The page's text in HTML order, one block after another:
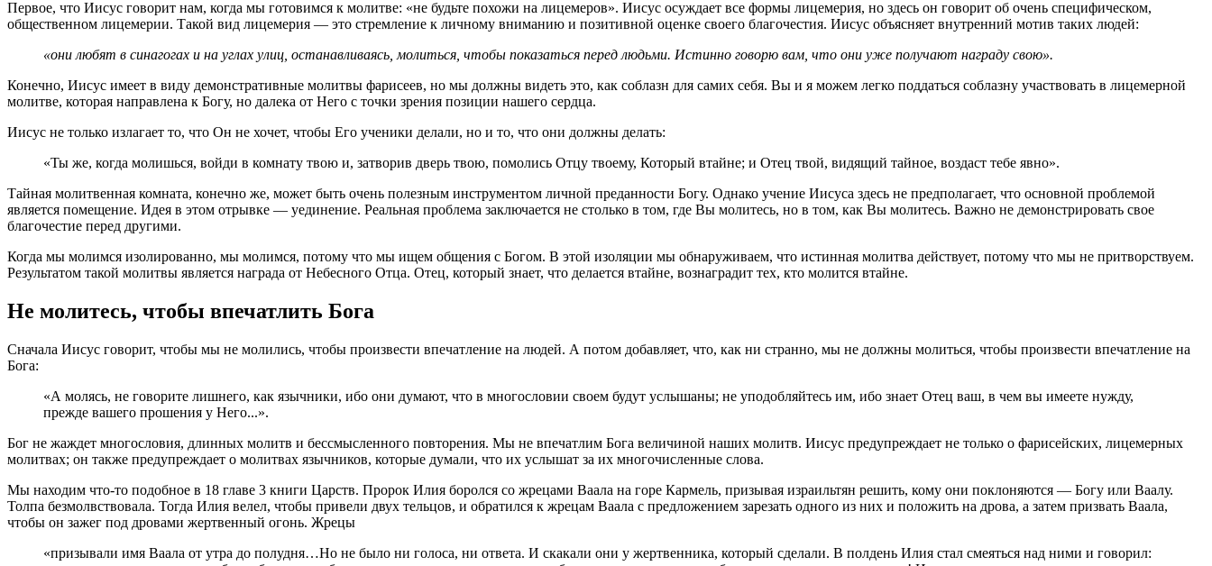
Первое, что Иисус говорит нам, когда мы готовимся к молитве: «не будьте похожи на лицемеров». Иисус осуждает все формы лицемерия, но здесь он говорит об очень специфическом,
общественном лицемерии. Такой вид лицемерия — это стремление к личному вниманию и позитивной оценке своего благочестия. Иисус объясняет внутренний мотив таких людей:
«они любят в синагогах и на углах улиц, останавливаясь, молиться, чтобы показаться перед людьми. Истинно говорю вам, что они уже получают награду свою».
Конечно, Иисус имеет в виду демонстративные молитвы фарисеев, но мы должны видеть это, как соблазн для самих себя. Вы и я можем легко поддаться соблазну участвовать в лицемерной
молитве, которая направлена к Богу, но далека от Него с точки зрения позиции нашего сердца.
Иисус не только излагает то, что Он не хочет, чтобы Его ученики делали, но и то, что они должны делать:
«Ты же, когда молишься, войди в комнату твою и, затворив дверь твою, помолись Отцу твоему, Который втайне; и Отец твой, видящий тайное, воздаст тебе явно».
Тайная молитвенная комната, конечно же, может быть очень полезным инструментом личной преданности Богу. Однако учение Иисуса здесь не предполагает, что основной проблемой
является помещение. Идея в этом отрывке — уединение. Реальная проблема заключается не столько в том, где Вы молитесь, но в том, как Вы молитесь. Важно не демонстрировать свое
благочестие перед другими.
Когда мы молимся изолированно, мы молимся, потому что мы ищем общения с Богом. В этой изоляции мы обнаруживаем, что истинная молитва действует, потому что мы не притворствуем.
Результатом такой молитвы является награда от Небесного Отца. Отец, который знает, что делается втайне, вознаградит тех, кто молится втайне.
Не молитесь, чтобы впечатлить Бога
Сначала Иисус говорит, чтобы мы не молились, чтобы произвести впечатление на людей. А потом добавляет, что, как ни странно, мы не должны молиться, чтобы произвести впечатление на
Бога:
«А молясь, не говорите лишнего, как язычники, ибо они думают, что в многословии своем будут услышаны; не уподобляйтесь им, ибо знает Отец ваш, в чем вы имеете нужду,
прежде вашего прошения у Него...».
Бог не жаждет многословия, длинных молитв и бессмысленного повторения. Мы не впечатлим Бога величиной наших молитв. Иисус предупреждает не только о фарисейских, лицемерных
молитвах; он также предупреждает о молитвах язычников, которые думали, что их услышат за их многочисленные слова.
Мы находим что-то подобное в 18 главе 3 книги Царств. Пророк Илия боролся со жрецами Ваала на горе Кармель, призывая израильтян решить, кому они поклоняются — Богу или Ваалу.
Толпа безмолвствовала. Тогда Илия велел, чтобы привели двух тельцов, и обратился к жрецам Ваала с предложением зарезать одного из них и положить на дрова, а затем призвать Ваала,
чтобы он зажег под дровами жертвенный огонь. Жрецы
«призывали имя Ваала от утра до полудня…Но не было ни голоса, ни ответа. И скакали они у жертвенника, который сделали. В полдень Илия стал смеяться над ними и говорил: